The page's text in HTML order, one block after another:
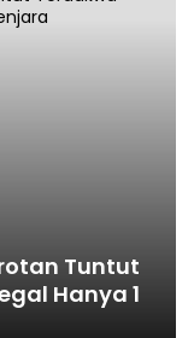
Tuntut
Hanya 1